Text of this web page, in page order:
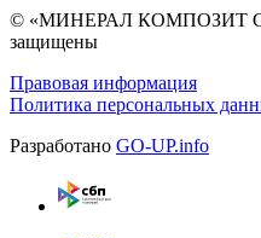
© «МИНЕРАЛ КОМПОЗИТ
защищены
Правовая информация
Политика персональных
Разработано GO-UP.info